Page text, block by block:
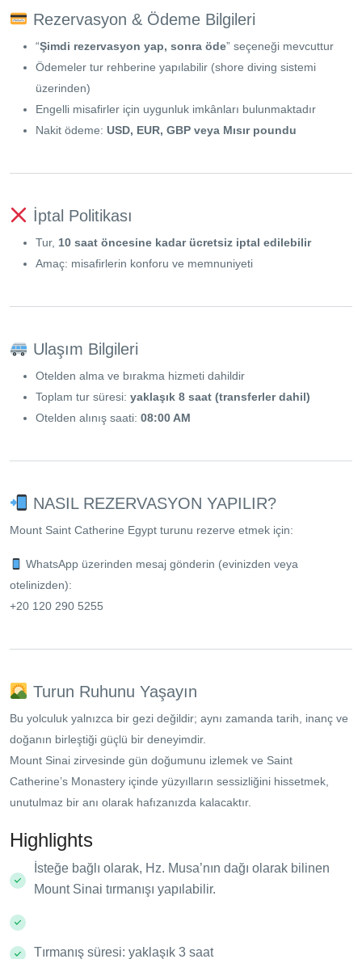
Rezervasyon & Ödeme Bilgileri
“Şimdi rezervasyon yap, sonra öde” seçeneği mevcuttur
Ödemeler tur rehberine yapılabilir (shore diving sistemi
üzerinden)
Engelli misafirler için uygunluk imkânları bulunmaktadır
Nakit ödeme: USD, EUR, GBP veya Mısır poundu
İptal Politikası
Tur, 10 saat öncesine kadar ücretsiz iptal edilebilir
Amaç: misafirlerin konforu ve memnuniyeti
Ulaşım Bilgileri
Otelden alma ve bırakma hizmeti dahildir
Toplam tur süresi: yaklaşık 8 saat (transferler dahil)
Otelden alınış saati: 08:00 AM
NASIL REZERVASYON YAPILIR?
Mount Saint Catherine Egypt turunu rezerve etmek için:
WhatsApp üzerinden mesaj gönderin (evinizden veya
otelinizden):
+20 120 290 5255
Turun Ruhunu Yaşayın
Bu yolculuk yalnızca bir gezi değildir; aynı zamanda tarih, inanç ve
doğanın birleştiği güçlü bir deneyimdir.
Mount Sinai zirvesinde gün doğumunu izlemek ve Saint
Catherine’s Monastery içinde yüzyılların sessizliğini hissetmek,
unutulmaz bir anı olarak hafızanızda kalacaktır.
Highlights
İsteğe bağlı olarak, Hz. Musa’nın dağı olarak bilinen
Mount Sinai tırmanışı yapılabilir.
Tırmanış süresi: yaklaşık 3 saat